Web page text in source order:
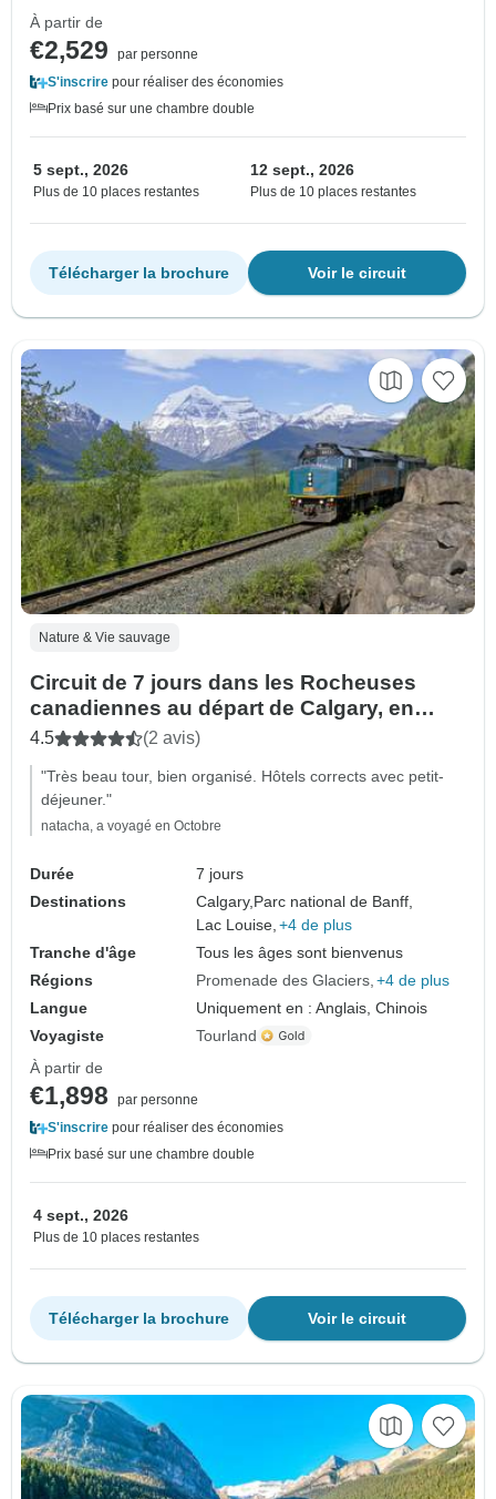
À partir de
€2,529
par personne
S'inscrire pour réaliser des économies
Prix basé sur une chambre double
5 sept., 2026
Plus de 10 places restantes
12 sept., 2026
Plus de 10 places restantes
Voir le circuit
Télécharger la brochure
Nature & Vie sauvage
Circuit de 7 jours dans les Rocheuses
canadiennes au départ de Calgary, en
autocar et en train VIA Rail jusqu'à
4.5 (2 avis)
"Très beau tour, bien organisé. Hôtels corrects avec petit-
déjeuner."
natacha, a voyagé en Octobre
Durée
7 jours
Destinations
Calgary, Parc national de Banff,
Lac Louise, +4 de plus
Tranche d'âge
Tous les âges sont bienvenus
Régions
Promenade des Glaciers +4 de plus
Langue
Uniquement en : Anglais, Chinois
Voyagiste
Tourland
À partir de
€1,898
par personne
S'inscrire pour réaliser des économies
Prix basé sur une chambre double
4 sept., 2026
Plus de 10 places restantes
Voir le circuit
Télécharger la brochure